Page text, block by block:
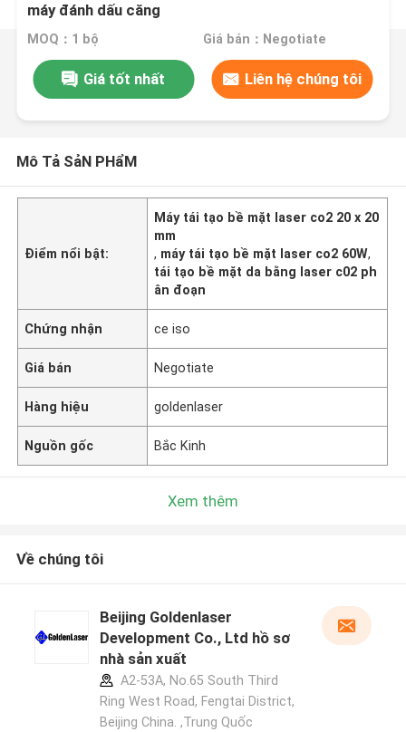
máy đánh dấu căng
MOQ：1 bộ Giá bán：Negotiate
Giá tốt nhất Liên hệ chúng tôi
Mô Tả SảN PHẩM
Điểm nổi bật:
Máy tái tạo bề mặt laser co2 20 x 20
mm
, máy tái tạo bề mặt laser co2 60W,
tái tạo bề mặt da bằng laser c02 ph
ân đoạn
Chứng nhận ce iso
Giá bán Negotiate
Hàng hiệu goldenlaser
Nguồn gốc Bắc Kinh
Xem thêm
Về chúng tôi
Beijing Goldenlaser
Development Co., Ltd hồ sơ
nhà sản xuất
A2-53A, No.65 South Third
Ring West Road, Fengtai District,
Beijing China. ,Trung Quốc